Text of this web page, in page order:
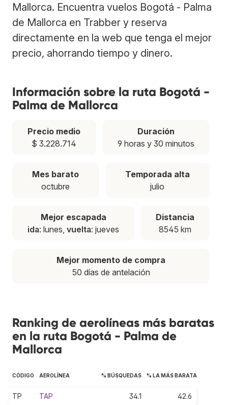
Mallorca. Encuentra vuelos Bogotá - Palma
de Mallorca en Trabber y reserva
directamente en la web que tenga el mejor
precio, ahorrando tiempo y dinero.
Información sobre la ruta Bogotá -
Palma de Mallorca
Precio medio
$ 3.228.714
Duración
9 horas y 30 minutos
Mes barato
octubre
Temporada alta
julio
Mejor escapada
ida: lunes, vuelta: jueves
Distancia
8545 km
Mejor momento de compra
50 días de antelación
Ranking de aerolíneas más baratas
en la ruta Bogotá - Palma de
Mallorca
CÓDIGO AEROLÍNEA % BÚSQUEDAS % LA MÁS BARATA
TP TAP 34.1 42.6